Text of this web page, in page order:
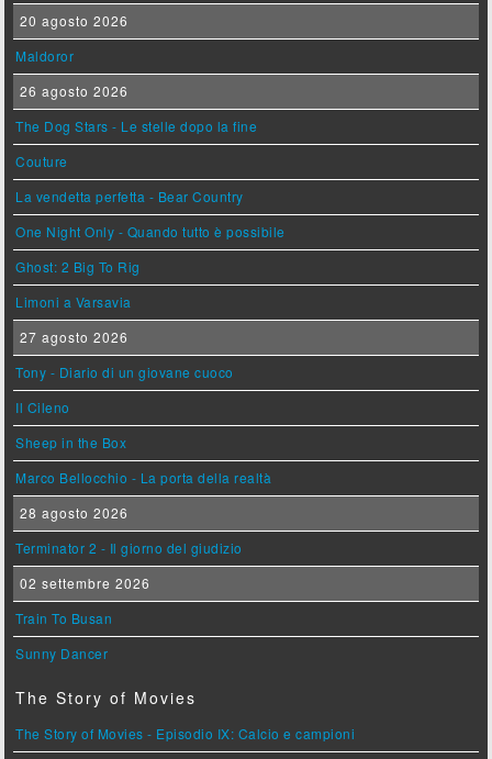
20 agosto 2026
Maldoror
26 agosto 2026
The Dog Stars - Le stelle dopo la fine
Couture
La vendetta perfetta - Bear Country
One Night Only - Quando tutto è possibile
Ghost: 2 Big To Rig
Limoni a Varsavia
27 agosto 2026
Tony - Diario di un giovane cuoco
Il Cileno
Sheep in the Box
Marco Bellocchio - La porta della realtà
28 agosto 2026
Terminator 2 - Il giorno del giudizio
02 settembre 2026
Train To Busan
Sunny Dancer
The Story of Movies
The Story of Movies - Episodio IX: Calcio e campioni